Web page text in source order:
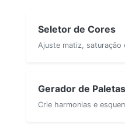
Seletor de Cores
Ajuste matiz, saturação
Gerador de Paletas
Crie harmonias e